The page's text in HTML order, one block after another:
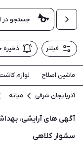
فیلتر
ماشین اصلاح لوازم
آذربایجان شرقی میانه
آگهی های آرایشی،
سشوار کلاهی